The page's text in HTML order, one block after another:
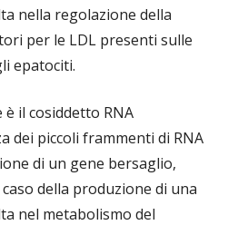
nella regolazione della
per le LDL presenti sulle
epatociti.
è il cosiddetto RNA
dei piccoli frammenti di RNA
di un gene bersaglio,
della produzione di una
nel metabolismo del